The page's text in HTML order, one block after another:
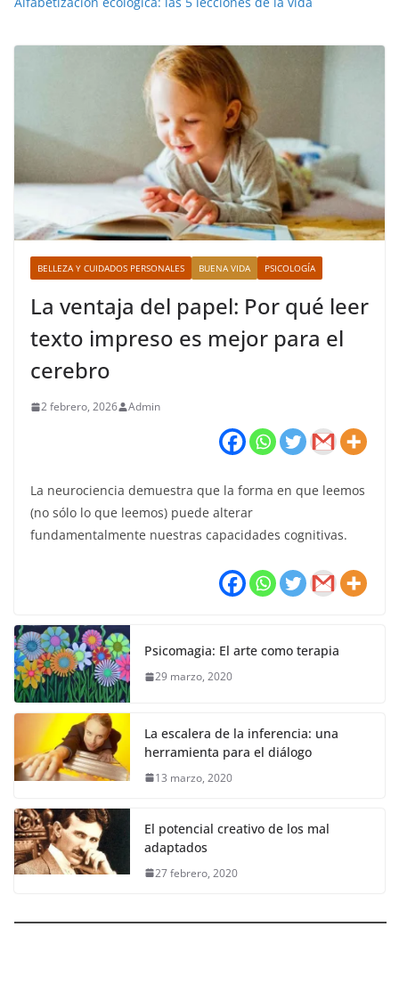
BELLEZA Y CUIDADOS PERSONALES BUENA VIDA PSICOLOGÍA
La ventaja del papel: Por qué leer
texto impreso es mejor para el
cerebro
2 febrero, 2026 Admin
La neurociencia demuestra que la forma en que leemos
(no sólo lo que leemos) puede alterar
fundamentalmente nuestras capacidades cognitivas.
Psicomagia: El arte como terapia
29 marzo, 2020
La escalera de la inferencia: una
herramienta para el diálogo
13 marzo, 2020
El potencial creativo de los mal
adaptados
27 febrero, 2020